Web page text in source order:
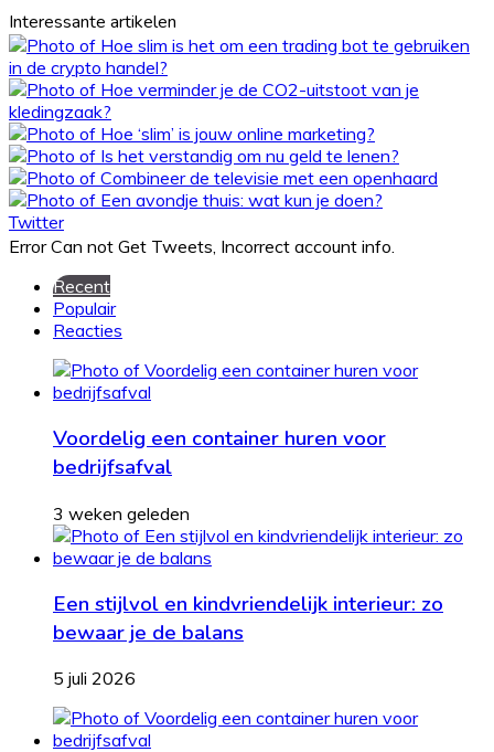
Interessante artikelen
Twitter
Error Can not Get Tweets, Incorrect account info.
Recent
Populair
Reacties
Voordelig een container huren voor
bedrijfsafval
3 weken geleden
Een stijlvol en kindvriendelijk interieur: zo
bewaar je de balans
5 juli 2026